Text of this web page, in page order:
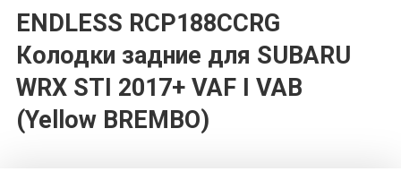
ENDLESS RCP188CCRG
Колодки задние для SUBARU
WRX STI 2017+ VAF I VAB
(Yellow BREMBO)